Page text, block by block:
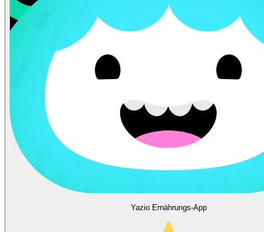
Yazio Ernährungs-App